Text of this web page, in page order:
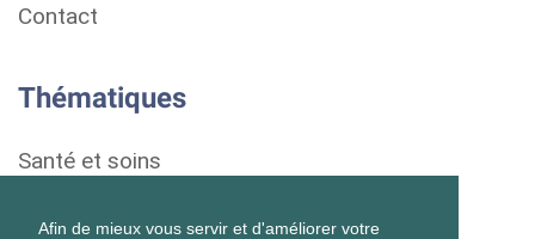
Afin de mieux vous servir et d'améliorer votre
Contact
Thématiques
Santé et soins
Droits et démarches